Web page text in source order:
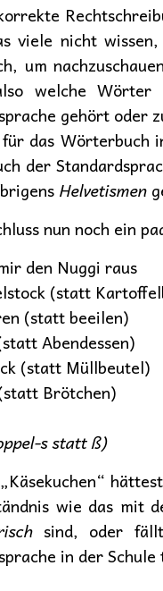
viele nicht
um
welche Wörter
gehört oder
das Wörterbuch
der
Helvetismen
nun noch ein
den Nuggi raus
(statt
(statt beeilen)
Abendessen)
(statt Müllbeutel)
Brötchen)
s statt ß)
wie das mit
sind, oder fällt
in der